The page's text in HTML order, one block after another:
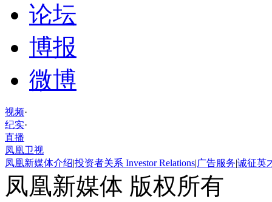
论坛
博报
微博
视频·
纪实·
直播
凤凰卫视
凤凰新媒体介绍|投资者关系 Investor Relations|广告服务|诚征英
凤凰新媒体 版权所有